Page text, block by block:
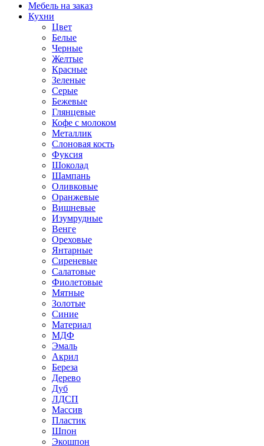
Мебель на заказ
Кухни
Цвет
Белые
Черные
Желтые
Красные
Зеленые
Серые
Бежевые
Глянцевые
Кофе с молоком
Металлик
Слоновая кость
Фуксия
Шоколад
Шампань
Оливковые
Оранжевые
Вишневые
Изумрудные
Венге
Ореховые
Янтарные
Сиреневые
Салатовые
Фиолетовые
Мятные
Золотые
Синие
Материал
МДФ
Эмаль
Акрил
Береза
Дерево
Дуб
ЛДСП
Массив
Пластик
Шпон
Экошпон